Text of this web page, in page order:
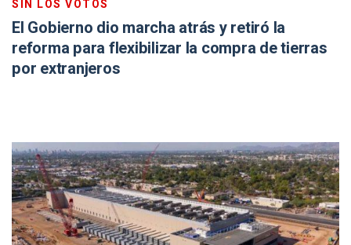
SIN LOS VOTOS
El Gobierno dio marcha atrás y retiró la
reforma para flexibilizar la compra de tierras
por extranjeros